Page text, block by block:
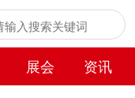
展会
资讯